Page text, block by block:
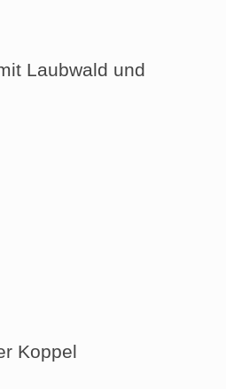
Laubwald und
Koppel